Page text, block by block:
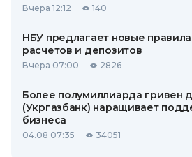
Вчера 12:12 140
НБУ предлагает новые
расчетов и депозитов
Вчера 07:00 2826
Более полумиллиарда гривен
(Укргазбанк) наращивает
бизнеса
04.08 07:35 34051